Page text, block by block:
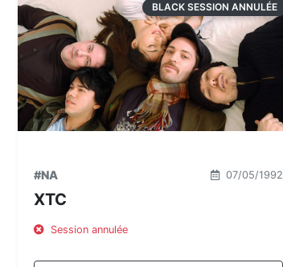
BLACK SESSION ANNULÉE
#NA 07/05/1992
XTC
Session annulée